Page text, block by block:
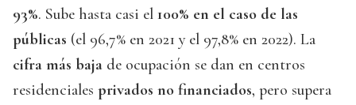
93%. Sube hasta casi el 100% en el caso de las
públicas (el 96,7% en 2021 y el 97,8% en 2022). La
cifra más baja de ocupación se dan en centros
residenciales privados no financiados, pero supera